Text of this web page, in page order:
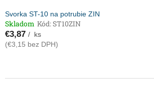
Svorka ST-10 na potrubie ZIN
Skladom Kód:ST10ZIN
€3,87 / ks
(€3,15 bez DPH)